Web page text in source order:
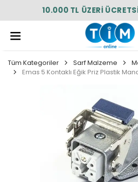
10.000 TL ÜZERİ
Tüm Kategoriler Sarf Malzeme
Emas 5 Kontaklı Eğik Priz Plastik